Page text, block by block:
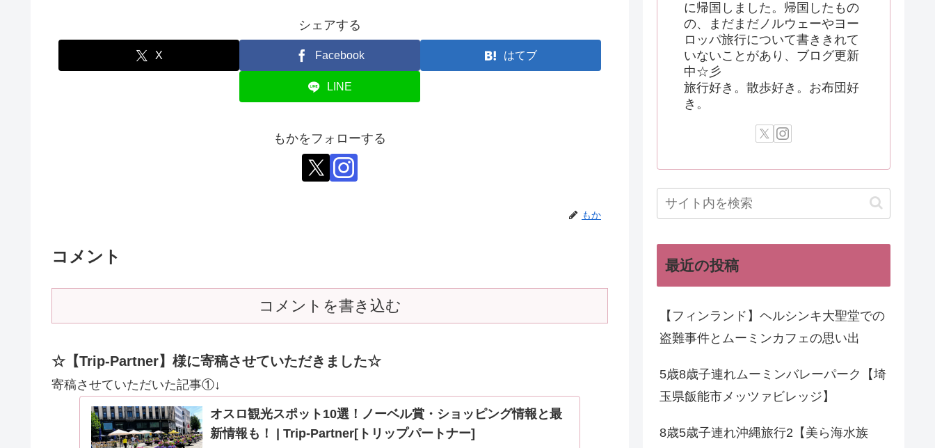
シェアする
X Facebook はてブ
LINE
もかをフォローする
もか
コメント
コメントを書き込む
☆【Trip-Partner】様に寄稿させていただきました☆
寄稿させていただいた記事①↓
オスロ観光スポット10選！ノーベル賞・ショッピング情報と最
新情報も！ | Trip-Partner[トリップパートナー]
に帰国しました。帰国したもの
の、まだまだノルウェーやヨー
ロッパ旅行について書ききれて
いないことがあり、ブログ更新
中☆彡
旅行好き。散歩好き。お布団好
き。
最近の投稿
【フィンランド】ヘルシンキ大聖堂での
盗難事件とムーミンカフェの思い出
5歳8歳子連れムーミンバレーパーク【埼
玉県飯能市メッツァビレッジ】
8歳5歳子連れ沖縄旅行2【美ら海水族